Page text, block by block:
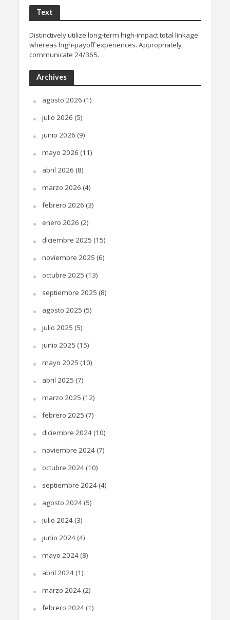
Text
Distinctively utilize long-term high-impact total linkage
whereas high-payoff experiences. Appropriately
communicate 24/365.
Archives
agosto 2026 (1)
julio 2026 (5)
junio 2026 (9)
mayo 2026 (11)
abril 2026 (8)
marzo 2026 (4)
febrero 2026 (3)
enero 2026 (2)
diciembre 2025 (15)
noviembre 2025 (6)
octubre 2025 (13)
septiembre 2025 (8)
agosto 2025 (5)
julio 2025 (5)
junio 2025 (15)
mayo 2025 (10)
abril 2025 (7)
marzo 2025 (12)
febrero 2025 (7)
diciembre 2024(10)
noviembre 2024(7)
octubre 2024(10)
septiembre 2024(4)
agosto 2024(5)
julio 2024(3)
junio 2024(4)
mayo 2024(8)
abril 2024(1)
marzo 2024(2)
febrero 2024(1)